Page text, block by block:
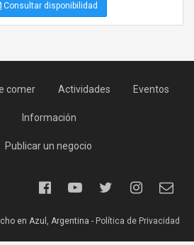
Consultar disponibilidad
comer Actividades Eventos
Información
Publicar un negocio
en Azul, Argentina - Política de Privacidad